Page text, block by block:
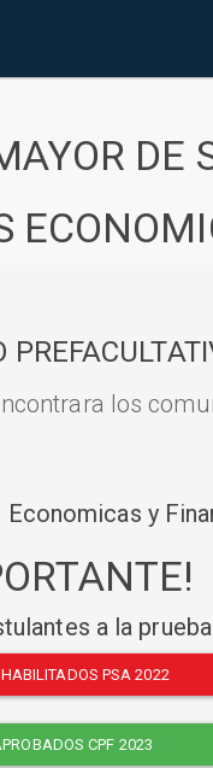
DE
los
Economicas y
a la
PSA 2022
CPF 2023